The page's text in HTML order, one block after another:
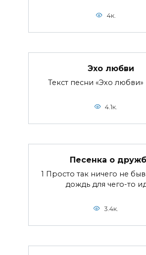
4к.
Эхо любви
Текст песни «Эхо любви»
4.1к.
Песенка о
1 Просто так ничего не
дождь для чего-то
3.4к.